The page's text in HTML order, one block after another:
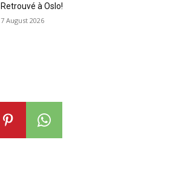
Retrouvé à Oslo!
7 August 2026